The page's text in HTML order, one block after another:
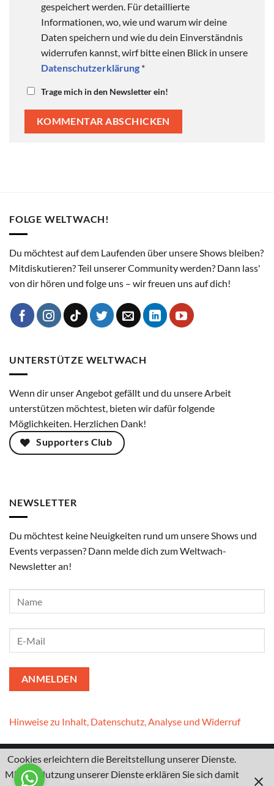
gespeichert werden. Für detaillierte
Informationen, wo, wie und warum wir deine
Daten speichern und wie du dein Einverständnis
widerrufen kannst, wirf bitte einen Blick in unsere
Datenschutzerklärung *
Trage mich in den Newsletter ein!
FOLGE WELTWACH!
Du möchtest auf dem Laufenden über unsere Shows bleiben?
Mitdiskutieren? Teil unserer Community werden? Dann lass'
von dir hören und folge uns – wir freuen uns auf dich!
UNTERSTÜTZE WELTWACH
Wenn dir unser Angebot gefällt und du unsere Arbeit
unterstützen möchtest, bieten wir dafür folgende
Möglichkeiten. Herzlichen Dank!
Supporters Club
NEWSLETTER
Du möchtest keine Neuigkeiten rund um unsere Shows und
Events verpassen? Dann melde dich zum Weltwach-
Newsletter an!
Hinweise zu Inhalt, Datenschutz, Analyse und Widerruf
KontaktI DatenschutzerklärungIImpressum
KOOPERATIONEN & WERBUNG PRESSE
Cookies erleichtern die Bereitstellung unserer Dienste.
Mit der Nutzung unserer Dienste erklären Sie sich damit